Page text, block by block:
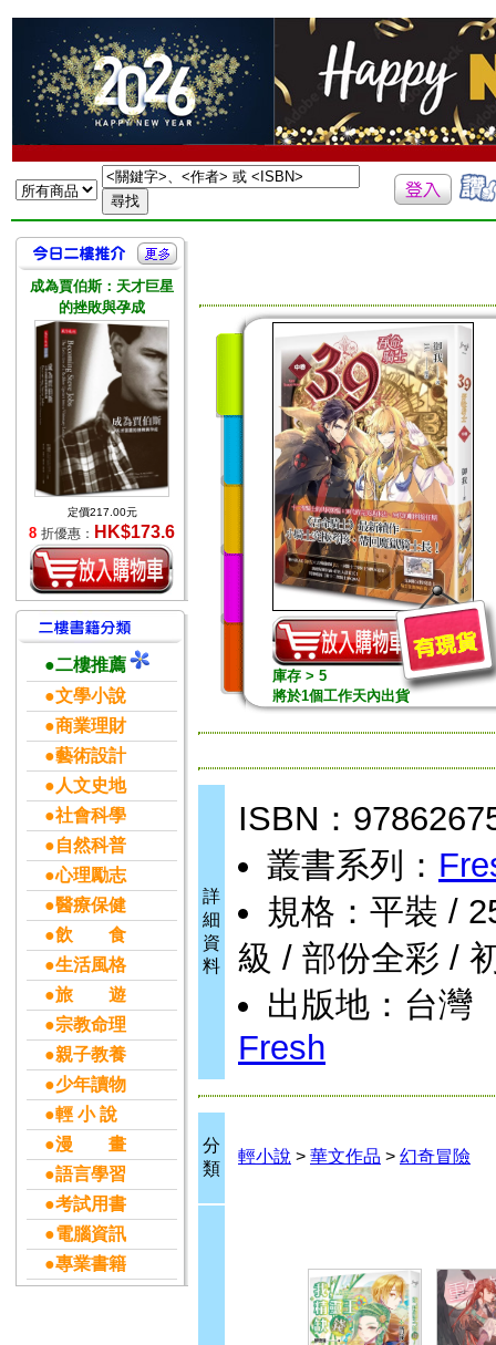
成為賈伯斯：天才巨星
的挫敗與孕成
定價217.00元
8 折優惠： HK$173.6
●二樓推薦
●文學小說
●商業理財
●藝術設計
●人文史地
●社會科學
●自然科普
●心理勵志
●醫療保健
●飲 食
●生活風格
●旅 遊
●宗教命理
●親子教養
●少年讀物
●輕 小 說
●漫 畫
●語言學習
●考試用書
●電腦資訊
●專業書籍
庫存 > 5
將於1個工作天內出貨
詳
細
資
料
ISBN：
叢書系列：
規格：平裝 /
級 / 部份全彩 /
出版地：台灣
Fresh
分
類
輕小說 > 華文作品 > 幻奇冒險